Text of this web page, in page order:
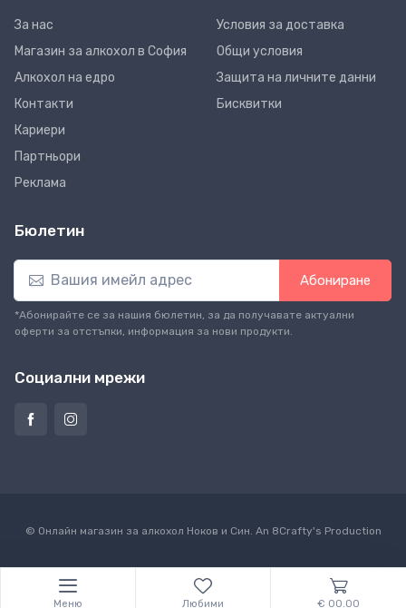
За нас
Магазин за алкохол в София
Алкохол на едро
Контакти
Кариери
Партньори
Реклама
Условия за доставка
Общи условия
Защита на личните данни
Бисквитки
Бюлетин
Абониране
*Абонирайте се за нашия бюлетин, за да получавате актуални
оферти за отстъпки, информация за нови продукти.
Социални мрежи
© Онлайн магазин за алкохол Ноков и Син. An 8Crafty's Production
Меню Любими € 00.00